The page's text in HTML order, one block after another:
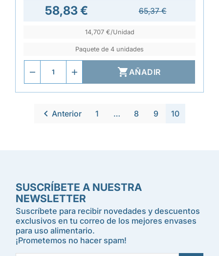
58,83 € 65,37 €
14,707 €/Unidad
Paquete de 4 unidades
AÑADIR
 Anterior 1 … 8 9 10
SUSCRÍBETE A NUESTRA
NEWSLETTER
Suscríbete para recibir novedades y descuentos
exclusivos en tu correo de los mejores envases
para uso alimentario.
¡Prometemos no hacer spam!